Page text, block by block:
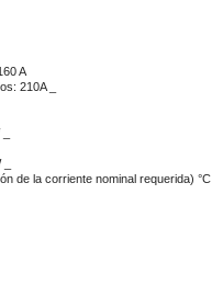
A
210A _
de la corriente nominal requerida) °C